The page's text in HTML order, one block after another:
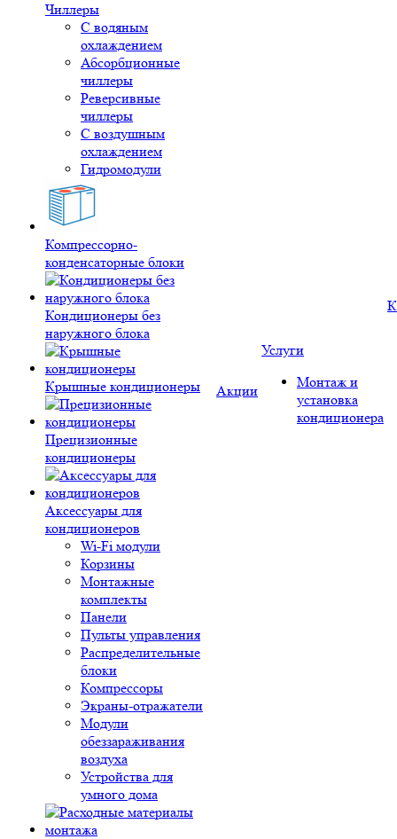
Чиллеры
С водяным
охлаждением
Абсорбционные
чиллеры
Реверсивные
чиллеры
С воздушным
охлаждением
Гидромодули
Компрессорно-
конденсаторные блоки
Кондиционеры без
наружного блока
Крышные кондиционеры
Прецизионные
кондиционеры
Аксессуары для
кондиционеров
Wi-Fi модули
Корзины
Монтажные
комплекты
Панели
Пульты управления
Распределительные
блоки
Компрессоры
Экраны-отражатели
Модули
обеззараживания
воздуха
Устройства для
умного дома
Акции
Услуги
Монтаж и
установка
кондиционера